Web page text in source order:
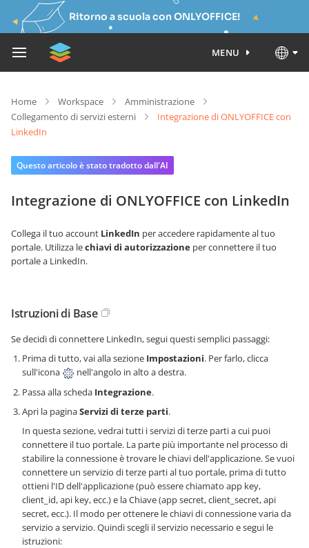
Ritorno a scuola con ONLYOFFICE!
MENU
Home Workspace
Amministrazione
Collegamento di servizi esterni
Integrazione di ONLYOFFICE con
LinkedIn
Questo articolo è stato tradotto dall'AI
Integrazione di ONLYOFFICE con LinkedIn
Collega il tuo account LinkedIn per accedere rapidamente al tuo
portale. Utilizza lechiavi di autorizzazione per connettere il tuo
portale a LinkedIn.
Istruzioni di Base
Se decidi di connettere LinkedIn, segui questi semplici passaggi:
Prima di tutto, vai alla sezione Impostazioni. Per farlo, clicca
sull'icona
nell'angolo in alto a destra.
Passa alla scheda Integrazione.
Apri la paginaServizi di terze parti.
In questa sezione, vedrai tutti i servizi di terze parti a cui puoi
connettere il tuo portale. La parte più importante nel processo di
stabilire la connessione è trovare le chiavi dell'applicazione. Se vuoi
connettere un servizio di terze parti al tuo portale, prima di tutto
ottieni l'ID dell'applicazione (può essere chiamato app key,
client_id, api key, ecc.) e la Chiave (app secret, client_secret, api
secret, ecc.). Il modo per ottenere le chiavi di connessione varia da
servizio a servizio. Quindi scegli il servizio necessario e segui le
istruzioni: